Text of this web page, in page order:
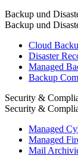
Backup und
Backup und
Cloud
Disaster
Managed
Backup
Security &
Security &
Managed
Managed
Mail